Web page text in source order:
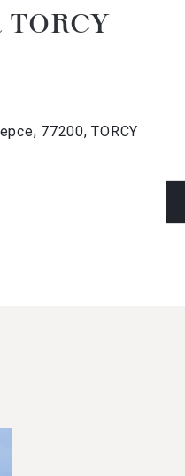
77200, TORCY